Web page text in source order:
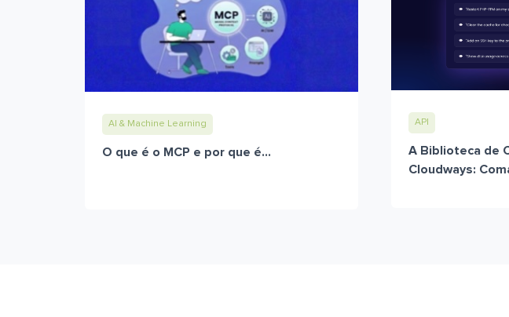
AI & Machine Learning
O que é o MCP e por que é...
API
A Biblioteca de
Cloudways: